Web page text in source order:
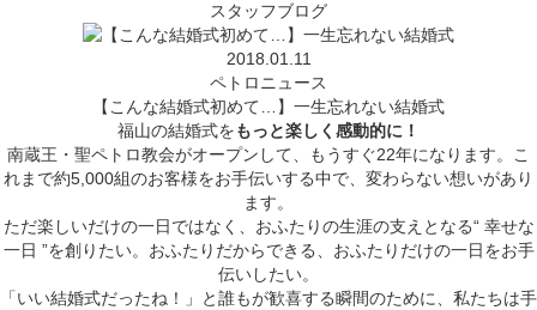
スタッフブログ
2018.01.11
ペトロニュース
【こんな結婚式初めて…】一生忘れない結婚式
福山の結婚式をもっと楽しく感動的に！
南蔵王・聖ペトロ教会がオープンして、もうすぐ22年になります。こ
れまで約5,000組のお客様をお手伝いする中で、変わらない想いがあり
ます。
ただ楽しいだけの一日ではなく、おふたりの生涯の支えとなる“ 幸せな
一日 ”を創りたい。おふたりだからできる、おふたりだけの一日をお手
伝いしたい。
「いい結婚式だったね！」と誰もが歓喜する瞬間のために、私たちは手